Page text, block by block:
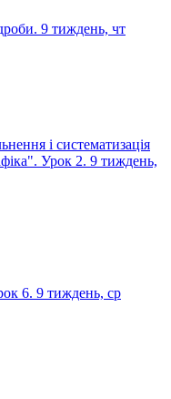
9 тиждень, чт
і систематизація
Урок 2. 9 тиждень,
6. 9 тиждень, ср